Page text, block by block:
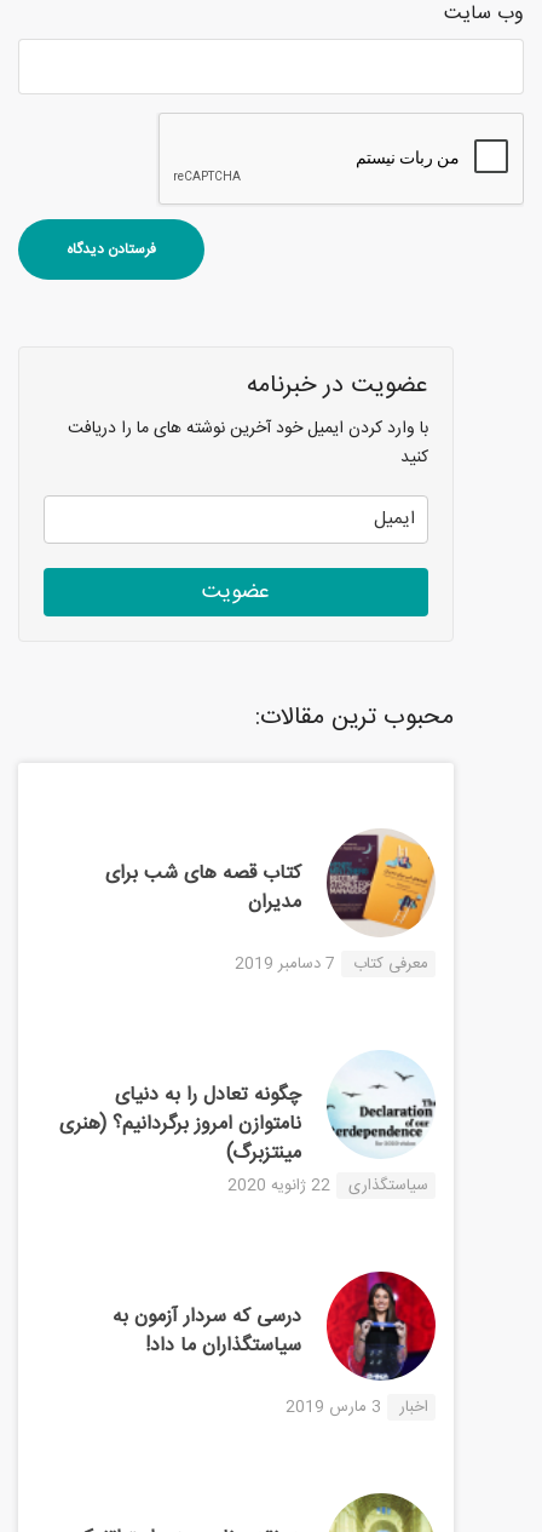
وب‌ سایت
عضویت در خبرنامه
با وارد کردن ایمیل خود آخرین نوشته های ما را دریافت
کنید
عضویت
محبوب ترین مقالات:
کتاب قصه های شب برای
مدیران
معرفی کتاب 7 دسامبر 2019
چگونه تعادل را به دنیای
نامتوازن امروز برگردانیم؟ (هنری
مینتزبرگ)
سیاستگذاری 22 ژانویه 2020
درسی که سردار آزمون به
سیاستگذاران ما داد!
اخبار 3 مارس 2019